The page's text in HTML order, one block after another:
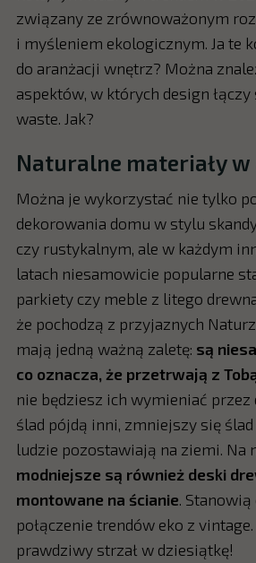
związany ze zrównoważonym
i myśleniem ekologicznym. Ja te
do aranżacji wnętrz? Można
aspektów, w których design
waste. Jak?
Naturalne materiały
Można je wykorzystać nie tylko
dekorowania domu w stylu
czy rustykalnym, ale w każdym
latach niesamowicie popularne
parkiety czy meble z litego
że pochodzą z przyjaznych
mają jedną ważną zaletę: są
co oznacza, że przetrwają z
nie będziesz ich wymieniać przez
ślad pójdą inni, zmniejszy się
ludzie pozostawiają na ziemi. Na
modniejsze są również deski
montowane na ścianie. Stanowią
połączenie trendów eko z
prawdziwy strzał w dziesiątkę!